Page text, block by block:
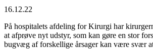
16.12.22
På hospitalets afdeling for Kirurgi har
at afprøve nyt udstyr, som kan gøre en stor
bugvæg af forskellige årsager kan være svær